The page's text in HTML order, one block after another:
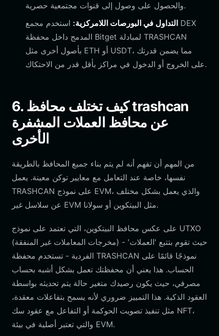
والحصول على وصول إلى قنوات مجتمعية حصرية.
التداول في البورصات اللامركزية: استخدم مجمع DEX
المدمج داخل محفظة Bitget لمبادلة TRASHCAN
بأصول أخرى مثل ETH أو USDT، مما يضمن قدرتك
على الخروج أو الدخول في مراكز بأقل قدر من الاحتكاك.
6. كيف تختلف محافظ trashcan
عن محافظ العملات المشفرة
الأخرى
من المهم أن تفهم أنه لم يتم بناء جميع المحافظ بالطريقة
نفسها، خاصة عند التعامل مع معايير توكن معينة. يعمل
TRASHCAN على نموذج EVM، والذي يعمل بشكل مختلف
عن سلاسل غير EVM مثل البيتكوين أو سولانا.
على عكس محافظ البيتكوين، التي تعتمد على نموذج UTXO
(مخرجات المعاملات غير المنفقة) - حيث تقوم بتتبع 'العملات'
الفردية - تستخدم محفظة TRASHCAN نموذجًا قائمًا على
الحساب. هذا يعني أن محفظتك تعمل بشكل أشبه بحساب
مصرفي، حيث يكون رصيدك متغير حالة يتم تحديثه بواسطة
العقود الذكية. هذا التمييز ضروري لأنه يسمح بتفاعلات معقدة،
مثل تنفيذ تصويت الحوكمة أو التفاعل مع عقود سك NFT،
والتي تعتبر أصلية في بيئة EVM.